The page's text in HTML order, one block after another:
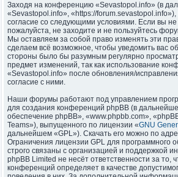
Заходя на конференцию «Sevastopol.info» (в
«Sevastopol.info», «https://
согласие со следующими условиями. Если вы
пожалуйста, не заходите и не пользуйтесь
Мы оставляем за собой право изменять эти
сделаем всё возможное, чтобы уведомить вас
стороны было бы разумным регулярно
предмет изменений, так как использование
«Sevastopol.info» после обновления/
согласие с ними.
Наши форумы работают под управлением
для создания конференций phpBB (в
обеспечение phpBB», «www.phpbb.com»,
Teams»), выпущенного по лицензии «GNU
дальнейшем «GPL»). Скачать его можно по
Ограничения лицензии GPL для программного
строго связаны с организацией и поддержкой
phpBB Limited не несёт ответственности за то,
конференций определяет в качестве